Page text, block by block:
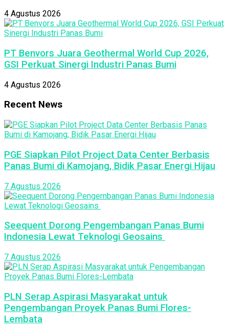
4 Agustus 2026
PT Benvors Juara Geothermal World Cup 2026,
GSI Perkuat Sinergi Industri Panas Bumi
4 Agustus 2026
Recent News
PGE Siapkan Pilot Project Data Center Berbasis
Panas Bumi di Kamojang, Bidik Pasar Energi Hijau
7 Agustus 2026
Seequent Dorong Pengembangan Panas Bumi
Indonesia Lewat Teknologi Geosains
7 Agustus 2026
PLN Serap Aspirasi Masyarakat untuk
Pengembangan Proyek Panas Bumi Flores-
Lembata